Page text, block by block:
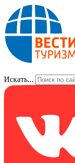
Искать...